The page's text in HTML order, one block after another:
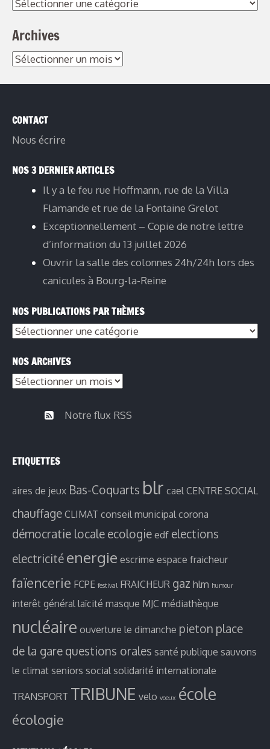
Catégories
Archives
Archives
CONTACT
Nous écrire
NOS 3 DERNIER ARTICLES
Il y a le feu rue Hoffmann, rue de la Villa
Flamande et rue de la Fontaine Grelot
Exceptionnellement – Copie de notre lettre
d’information du 13 juillet 2026
Ouvrir la salle des colonnes 24h/24h lors des
canicules à Bourg-la-Reine
NOS PUBLICATIONS PAR THÈMES
Nos
par
thèmes
NOS ARCHIVES
Nos
Notre flux RSS
ETIQUETTES
aires de jeux Bas-Coquarts blr cael CENTRE SOCIAL
chauffage CLIMAT conseil municipal corona
démocratie locale ecologie edf elections
electricité energie escrime espace fraicheur
faïencerie FCPE festival FRAICHEUR gaz hlm humour
interêt général laïcité masque MJC médiathèque
nucléaire ouverture le dimanche pieton place
de la gare questions orales santé publique sauvons
le climat seniors social solidarité internationale
TRANSPORT TRIBUNE velo voeux école
écologie